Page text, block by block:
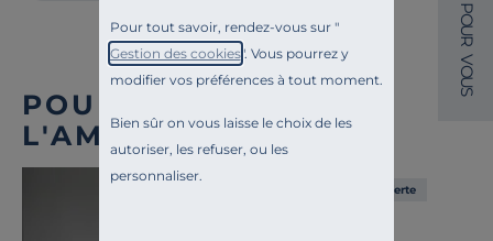
Pour tout savoir, rendez-vous sur "
Gestion des cookies". Vous pourrez y
modifier vos préférences à tout moment.
Bien sûr on vous laisse le choix de les
autoriser, les refuser, ou les
personnaliser.
POUR COMPLÉTER
L'AMBIANCE
Liv. offerte
P
O
U
R
V
O
U
S